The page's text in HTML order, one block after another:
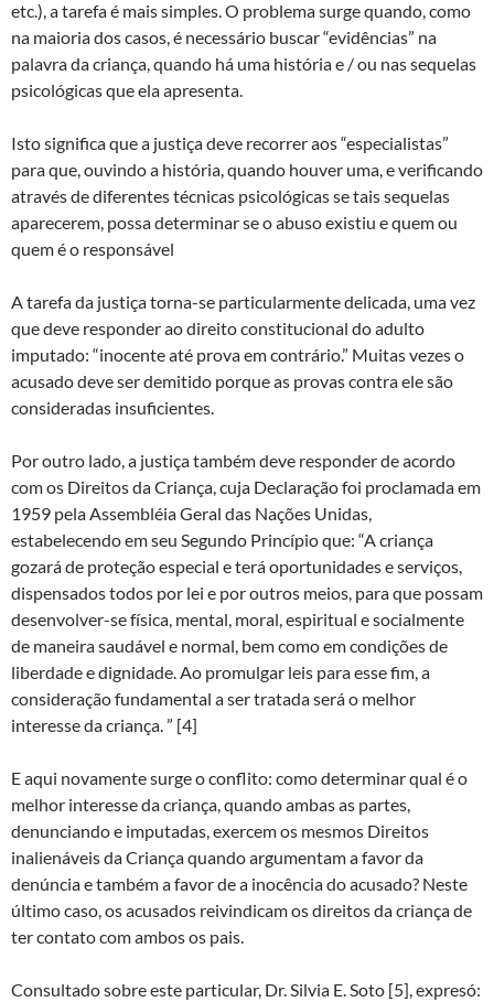
etc.), a tarefa é mais simples. O problema surge quando, como
na maioria dos casos, é necessário buscar “evidências” na
palavra da criança, quando há uma história e / ou nas sequelas
psicológicas que ela apresenta.
Isto significa que a justiça deve recorrer aos “especialistas”
para que, ouvindo a história, quando houver uma, e verificando
através de diferentes técnicas psicológicas se tais sequelas
aparecerem, possa determinar se o abuso existiu e quem ou
quem é o responsável
A tarefa da justiça torna-se particularmente delicada, uma vez
que deve responder ao direito constitucional do adulto
imputado: “inocente até prova em contrário.” Muitas vezes o
acusado deve ser demitido porque as provas contra ele são
consideradas insuficientes.
Por outro lado, a justiça também deve responder de acordo
com os Direitos da Criança, cuja Declaração foi proclamada em
1959 pela Assembléia Geral das Nações Unidas,
estabelecendo em seu Segundo Princípio que: “A criança
gozará de proteção especial e terá oportunidades e serviços,
dispensados ​​todos por lei e por outros meios, para que possam
desenvolver-se física, mental, moral, espiritual e socialmente
de maneira saudável e normal, bem como em condições de
liberdade e dignidade. Ao promulgar leis para esse fim, a
consideração fundamental a ser tratada será o melhor
interesse da criança. ” [4]
E aqui novamente surge o conflito: como determinar qual é o
melhor interesse da criança, quando ambas as partes,
denunciando e imputadas, exercem os mesmos Direitos
inalienáveis ​​da Criança quando argumentam a favor da
denúncia e também a favor de a inocência do acusado? Neste
último caso, os acusados ​​reivindicam os direitos da criança de
ter contato com ambos os pais.
Consultado sobre este particular, Dr. Silvia E. Soto [5], expresó: